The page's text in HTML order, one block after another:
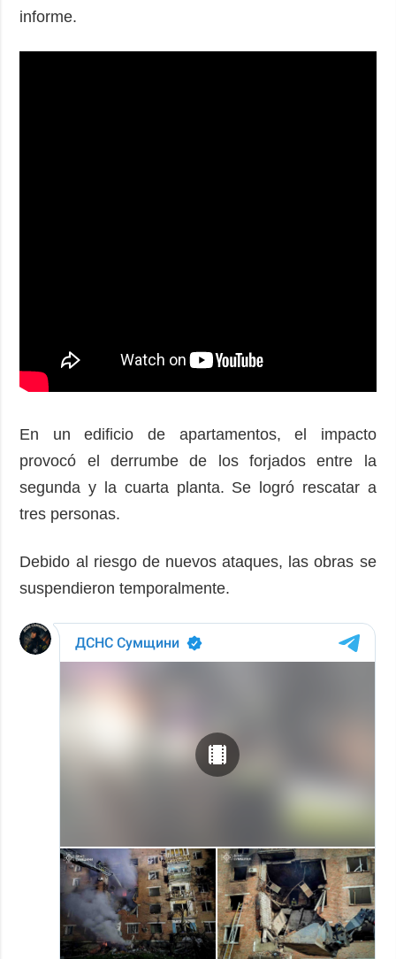
informe.
En un edificio de apartamentos, el impacto
provocó el derrumbe de los forjados entre la
segunda y la cuarta planta. Se logró rescatar a
tres personas.
Debido al riesgo de nuevos ataques, las obras se
suspendieron temporalmente.